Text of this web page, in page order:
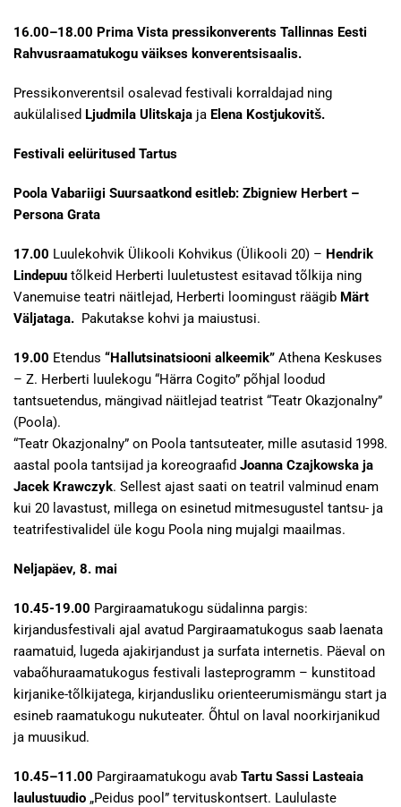
16.00–18.00 Prima Vista pressikonverents Tallinnas Eesti
Rahvusraamatukogu väikses konverentsisaalis.
Pressikonverentsil osalevad festivali korraldajad ning
aukülalised Ljudmila Ulitskaja ja Elena Kostjukovitš.
Festivali eelüritused Tartus
Poola Vabariigi Suursaatkond esitleb: Zbigniew Herbert –
Persona Grata
17.00 Luulekohvik Ülikooli Kohvikus (Ülikooli 20) – Hendrik
Lindepuu tõlkeid Herberti luuletustest esitavad tõlkija ning
Vanemuise teatri näitlejad, Herberti loomingust räägib Märt
Väljataga. Pakutakse kohvi ja maiustusi.
19.00 Etendus “Hallutsinatsiooni alkeemik” Athena Keskuses
– Z. Herberti luulekogu “Härra Cogito” põhjal loodud
tantsuetendus, mängivad näitlejad teatrist “Teatr Okazjonalny”
(Poola).
“Teatr Okazjonalny” on Poola tantsuteater, mille asutasid 1998.
aastal poola tantsijad ja koreograafid Joanna Czajkowska ja
Jacek Krawczyk. Sellest ajast saati on teatril valminud enam
kui 20 lavastust, millega on esinetud mitmesugustel tantsu- ja
teatrifestivalidel üle kogu Poola ning mujalgi maailmas.
Neljapäev, 8. mai
10.45-19.00 Pargiraamatukogu südalinna pargis:
kirjandusfestivali ajal avatud Pargiraamatukogus saab laenata
raamatuid, lugeda ajakirjandust ja surfata internetis. Päeval on
vabaõhuraamatukogus festivali lasteprogramm – kunstitoad
kirjanike-tõlkijatega, kirjandusliku orienteerumismängu start ja
esineb raamatukogu nukuteater. Õhtul on laval noorkirjanikud
ja muusikud.
10.45–11.00 Pargiraamatukogu avab Tartu Sassi Lasteaia
laulustuudio „Peidus pool” tervituskontsert. Laululaste